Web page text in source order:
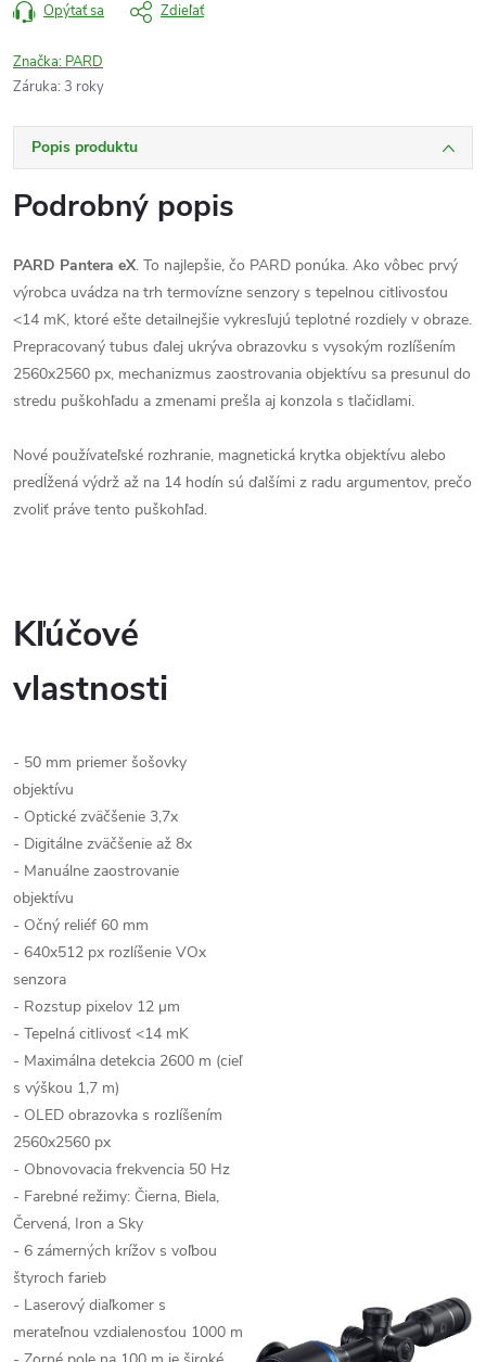
Opýtať sa Zdieľať
Značka: PARD
Záruka: 3 roky
Popis produktu
Podrobný popis
PARD Pantera eX. To najlepšie, čo PARD ponúka. Ako vôbec prvý
výrobca uvádza na trh termovízne senzory s tepelnou citlivosťou
<14 mK, ktoré ešte detailnejšie vykresľujú teplotné rozdiely v obraze.
Prepracovaný tubus ďalej ukrýva obrazovku s vysokým rozlíšením
2560x2560 px, mechanizmus zaostrovania objektívu sa presunul do
stredu puškohľadu a zmenami prešla aj konzola s tlačidlami.
Nové používateľské rozhranie, magnetická krytka objektívu alebo
predĺžená výdrž až na 14 hodín sú ďalšími z radu argumentov, prečo
zvoliť práve tento puškohľad.
Kľúčové
vlastnosti
- 50 mm priemer šošovky
objektívu
- Optické zväčšenie 3,7x
- Digitálne zväčšenie až 8x
- Manuálne zaostrovanie
objektívu
- Očný reliéf 60 mm
- 640x512 px rozlíšenie VOx
senzora
- Rozstup pixelov 12 μm
- Tepelná citlivosť <14 mK
- Maximálna detekcia 2600 m (cieľ
s výškou 1,7 m)
- OLED obrazovka s rozlíšením
2560x2560 px
- Obnovovacia frekvencia 50 Hz
- Farebné režimy: Čierna, Biela,
Červená, Iron a Sky
- 6 zámerných krížov s voľbou
štyroch farieb
- Laserový diaľkomer s
merateľnou vzdialenosťou 1000 m